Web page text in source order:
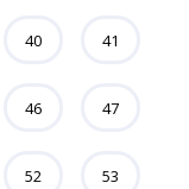
40 41
46 47
52 53